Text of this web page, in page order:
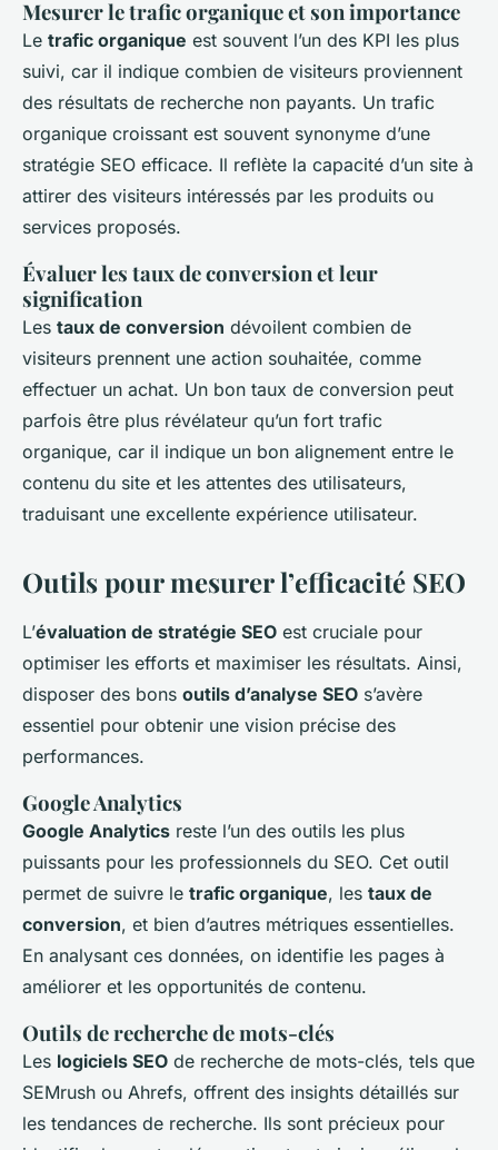
Mesurer le trafic organique et son importance
Le trafic organique est souvent l’un des KPI les plus
suivi, car il indique combien de visiteurs proviennent
des résultats de recherche non payants. Un trafic
organique croissant est souvent synonyme d’une
stratégie SEO efficace. Il reflète la capacité d’un site à
attirer des visiteurs intéressés par les produits ou
services proposés.
Évaluer les taux de conversion et leur
signification
Les taux de conversion dévoilent combien de
visiteurs prennent une action souhaitée, comme
effectuer un achat. Un bon taux de conversion peut
parfois être plus révélateur qu’un fort trafic
organique, car il indique un bon alignement entre le
contenu du site et les attentes des utilisateurs,
traduisant une excellente expérience utilisateur.
Outils pour mesurer l’efficacité SEO
L’évaluation de stratégie SEO est cruciale pour
optimiser les efforts et maximiser les résultats. Ainsi,
disposer des bons outils d’analyse SEO s’avère
essentiel pour obtenir une vision précise des
performances.
Google Analytics
Google Analytics reste l’un des outils les plus
puissants pour les professionnels du SEO. Cet outil
permet de suivre le trafic organique, les taux de
conversion, et bien d’autres métriques essentielles.
En analysant ces données, on identifie les pages à
améliorer et les opportunités de contenu.
Outils de recherche de mots-clés
Les logiciels SEO de recherche de mots-clés, tels que
SEMrush ou Ahrefs, offrent des insights détaillés sur
les tendances de recherche. Ils sont précieux pour